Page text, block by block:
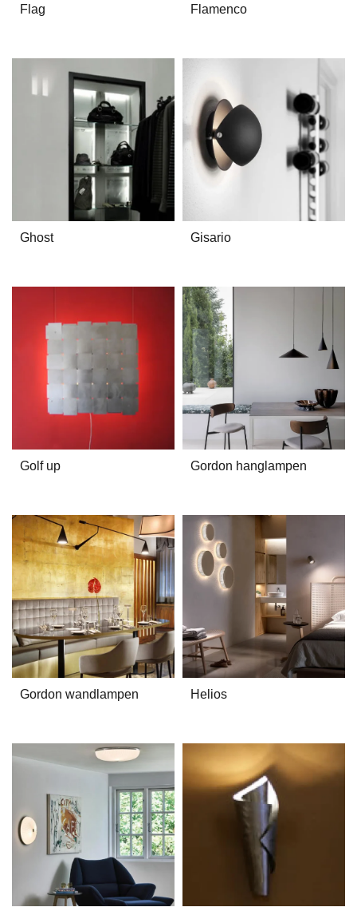
Flag Flamenco
Ghost Gisario
Golf up Gordon hanglampen
Gordon wandlampen Helios